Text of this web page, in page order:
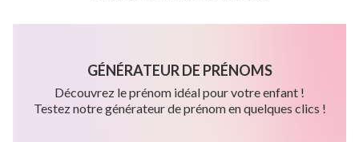
GÉNÉRATEUR DE PRÉNOMS
Découvrez le prénom idéal pour votre enfant !
Testez notre générateur de prénom en quelques clics !